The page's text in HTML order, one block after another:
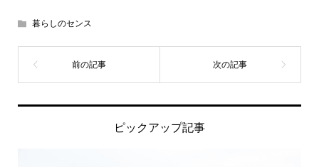
暮らしのセンス
ピックアップ記事